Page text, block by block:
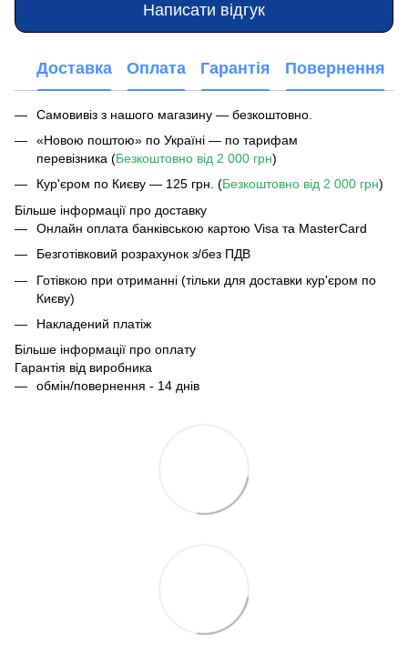
Написати відгук
Доставка Оплата Гарантія Повернення
Самовивіз з нашого магазину — безкоштовно.
«Новою поштою» по Україні — по тарифам
перевізника (Безкоштовно від 2 000 грн)
Кур'єром по Києву — 125 грн. (Безкоштовно від 2 000 грн)
Більше інформації про доставку
Онлайн оплата банківською картою Visa та MasterCard
Безготівковий розрахунок з/без ПДВ
Готівкою при отриманні (тільки для доставки кур'єром по
Києву)
Накладений платіж
Більше інформації про оплату
Гарантія від виробника
обмін/повернення - 14 днів